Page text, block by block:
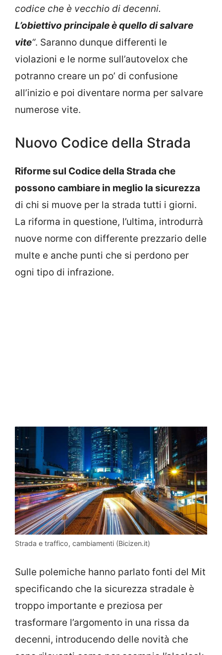
codice che è vecchio di decenni.
L’obiettivo principale è quello di salvare
vite“. Saranno dunque differenti le
violazioni e le norme sull’autovelox che
potranno creare un po’ di confusione
all’inizio e poi diventare norma per salvare
numerose vite.
Nuovo Codice della Strada
Riforme sul Codice della Strada che
possono cambiare in meglio la sicurezza
di chi si muove per la strada tutti i giorni.
La riforma in questione, l’ultima, introdurrà
nuove norme con differente prezzario delle
multe e anche punti che si perdono per
ogni tipo di infrazione.
Strada e traffico, cambiamenti (Bicizen.it)
Sulle polemiche hanno parlato fonti del Mit
specificando che la sicurezza stradale è
troppo importante e preziosa per
trasformare l’argomento in una rissa da
decenni, introducendo delle novità che